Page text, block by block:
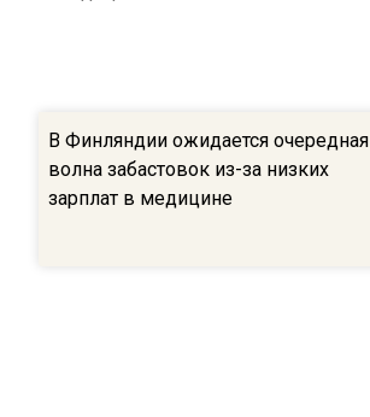
В Финляндии ожидается очередная
волна забастовок из-за низких
зарплат в медицине